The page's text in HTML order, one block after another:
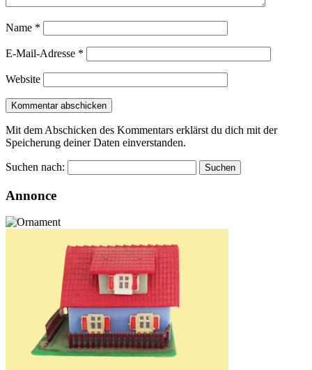
Name *
E-Mail-Adresse *
Website
Mit dem Abschicken des Kommentars erklärst du dich mit der
Speicherung deiner Daten einverstanden.
Suchen nach:
Annonce